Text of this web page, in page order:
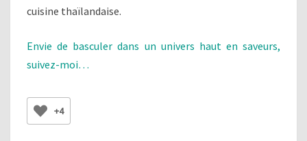
cuisine thaïlandaise.
Envie de basculer dans un univers haut en saveurs,
suivez-moi…
+4